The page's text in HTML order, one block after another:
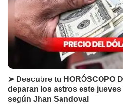
➤ Descubre tu HORÓSCOPO
deparan los astros este jueves
según Jhan Sandoval